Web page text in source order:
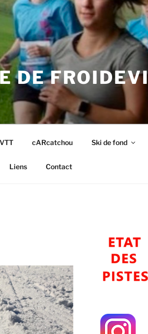
DE
VTT cARcatchou Ski de fond
Liens Contact